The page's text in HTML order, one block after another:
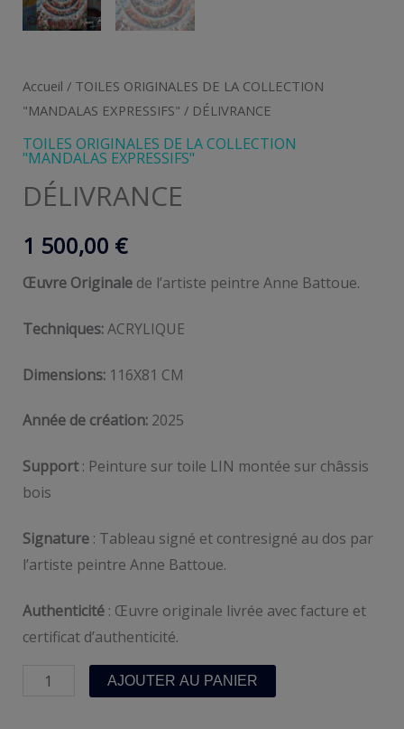
Accueil / TOILES ORIGINALES DE LA COLLECTION
"MANDALAS EXPRESSIFS" / DÉLIVRANCE
TOILES ORIGINALES DE LA COLLECTION
"MANDALAS EXPRESSIFS"
DÉLIVRANCE
1 500,00 €
Œuvre Originalede l’artiste peintre Anne Battoue.
Techniques:ACRYLIQUE
Dimensions:116X81 CM
Année de création:2025
Support: Peinture sur toile LIN montée sur châssis
bois
Signature: Tableau signé et contresigné au dos par
l’artiste peintre Anne Battoue.
Authenticité: Œuvre originale livrée avec facture et
certificat d’authenticité.
quantité
AJOUTER AU PANIER